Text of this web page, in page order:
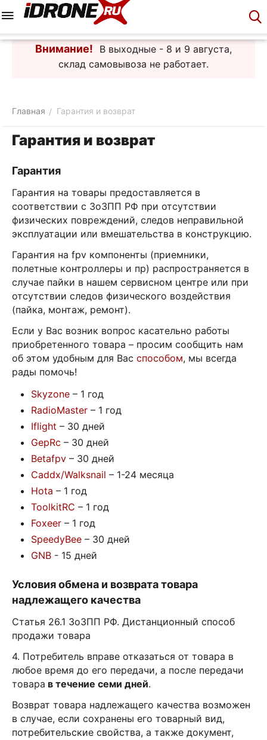
Внимание!
В выходные - 8 и 9 августа,
склад самовывоза не работает.
Главная / Гарантия и возврат
Гарантия и возврат
Гарантия
Гарантия на товары предоставляется в
соответствии с ЗоЗПП РФ при отсутствии
физических повреждений, следов неправильной
эксплуатации или вмешательства в конструкцию.
Гарантия на fpv компоненты (приемники,
полетные контроллеры и пр) распространяется в
случае пайки в нашем сервисном центре или при
отсутствии следов физического воздействия
(пайка, монтаж, ремонт).
Если у Вас возник вопрос касательно работы
приобретенного товара – просим сообщить нам
об этом удобным для Вас способом, мы всегда
рады помочь!
Skyzone – 1 год
RadioMaster – 1 год
Iflight – 30 дней
GepRc – 30 дней
Betafpv – 30 дней
Caddx/Walksnail – 1-24 месяца
Hota – 1 год
ToolkitRC – 1 год
Foxeer – 1 год
SpeedyBee – 30 дней
GNB - 15 дней
Условия обмена и возврата товара
надлежащего качества
Статья 26.1 ЗоЗПП РФ. Дистанционный способ
продажи товара
4. Потребитель вправе отказаться от товара в
любое время до его передачи, а после передачи
товара в течение семи дней.
Возврат товара надлежащего качества возможен
в случае, если сохранены его товарный вид,
потребительские свойства, а также документ,
Корзина